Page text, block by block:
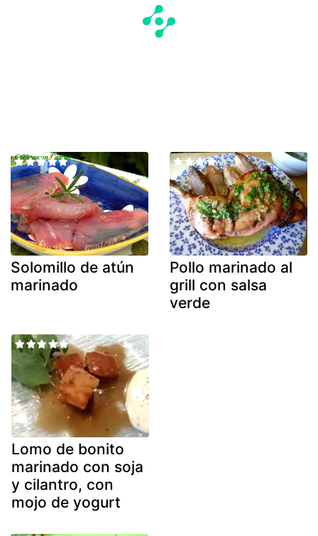
Solomillo de atún
marinado
Pollo marinado al
grill con salsa
verde
Lomo de bonito
marinado con soja
y cilantro, con
mojo de yogurt